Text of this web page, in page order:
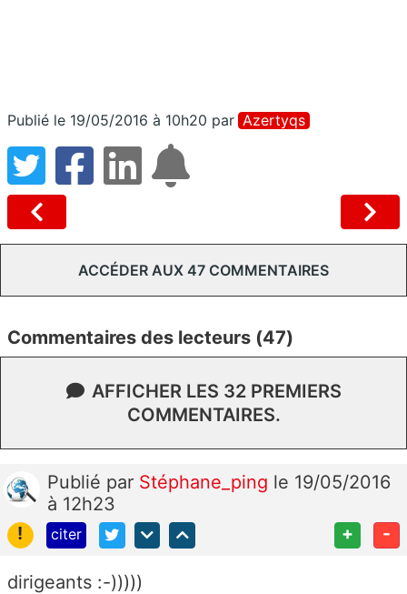
Publié le 19/05/2016 à 10h20 par Azertyqs
ACCÉDER AUX 47 COMMENTAIRES
Commentaires des lecteurs (47)
AFFICHER LES 32 PREMIERS
COMMENTAIRES.
Publié par Stéphane_ping le 19/05/2016
à 12h23
!
citer + -
dirigeants :-)))))